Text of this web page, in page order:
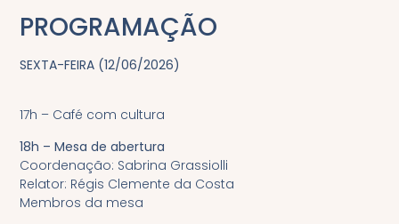
PROGRAMAÇÃO
SEXTA-FEIRA (12/06/2026)
17h – Café com cultura
18h – Mesa de abertura
Coordenação: Sabrina Grassiolli
Relator: Régis Clemente da Costa
Membros da mesa